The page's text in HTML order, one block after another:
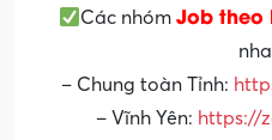
Các nhóm Job theo
– Chung toàn Tỉnh:
– Vĩnh Yên: https://